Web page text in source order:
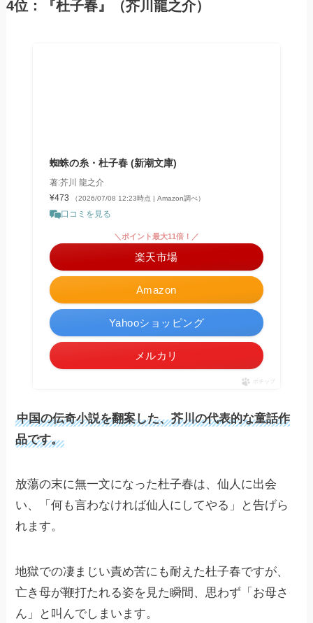
4位：『杜子春』（芥川龍之介）
蜘蛛の糸・杜子春 (新潮文庫)
著:芥川 龍之介
¥473
（2026/07/08 12:23時点 | Amazon調べ）
口コミを見る
Amazon
＼ポイント最大11倍！／
楽天市場
Yahooショッピング
メルカリ
ポチップ
中国の伝奇小説を翻案した、芥川の代表的な童話作
品です。
放蕩の末に無一文になった杜子春は、仙人に出会
い、「何も言わなければ仙人にしてやる」と告げら
れます。
地獄での凄まじい責め苦にも耐えた杜子春ですが、
亡き母が鞭打たれる姿を見た瞬間、思わず「お母さ
ん」と叫んでしまいます。